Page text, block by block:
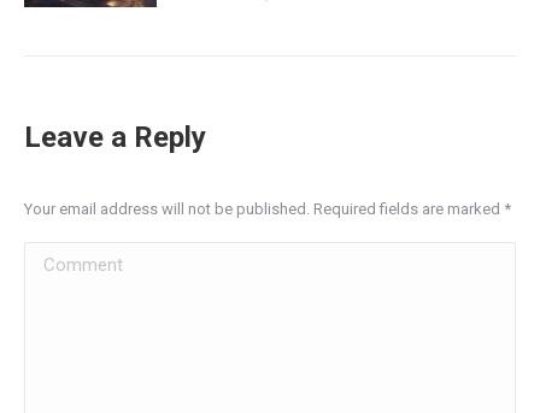
Leave a Reply
Your email address will not be published. Required fields are marked *
Comment